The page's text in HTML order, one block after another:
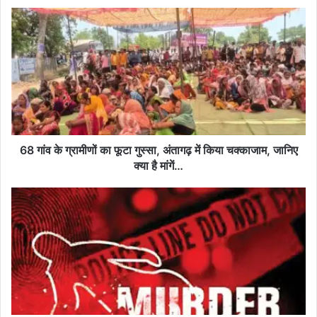
68
गांव
के
ग्रामीणों
का
फूटा
गुस्सा,
अंतागढ़
में
किया
क्या
है
मांगें…
68 गांव के ग्रामीणों का फूटा गुस्सा, अंतागढ़ में किया चक्काजाम, जानिए
क्या है मांगें…
पत्नी
से
अवैध
संबंध
के
शक
में
मर्डर:
पति